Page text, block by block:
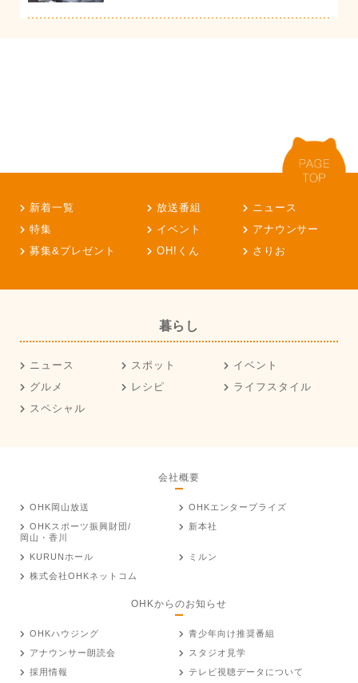
新着一覧 放送番組
ニュース
特集
イベント
アナウンサー
募集&プレゼント
OH!くん さりお
暮らし
ニュース スポット
イベント
グルメ
レシピ
ライフスタイル
スペシャル
会社概要
OHK岡山放送
OHKエンタープライズ
OHKスポーツ振興財団/
岡山・香川
新本社
KURUNホール
ミルン
株式会社OHKネットコム
OHKからのお知らせ
OHKハウジング
青少年向け推奨番組
アナウンサー朗読会
スタジオ見学
採用情報
テレビ視聴データについて